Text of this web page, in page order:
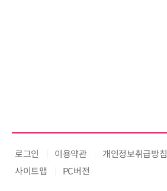
로그인 이용약관 개인정보취급방침
사이트맵
PC버전